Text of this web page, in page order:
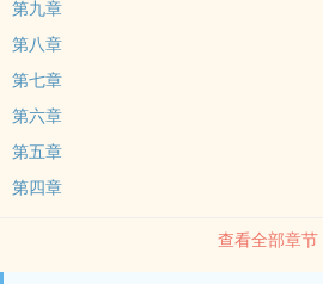
第九章
第八章
第七章
第六章
第五章
第四章
查看全部章节